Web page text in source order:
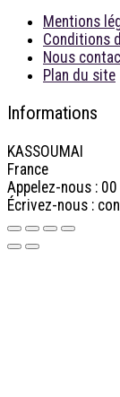
Mentions
Conditions
Nous
Plan du site
Informations
KASSOUMAI
France
Appelez-nous :
Écrivez-nous :